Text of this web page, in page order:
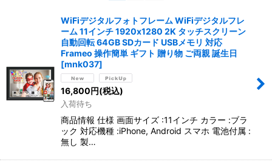
絞り込む
WiFiデジタルフォトフレーム WiFiデジタルフレ
ーム 11インチ 1920x1280 2K タッチスクリーン
自動回転 64GB SDカード USBメモリ 対応
Frameo 操作簡単 ギフト 贈り物 ご両親 誕生日
[mnk037]
16,800円(税込)
入荷待ち
商品情報 仕様 画面サイズ :11インチ カラー :ブラ
ック 対応機種 :iPhone, Android スマホ 電池付属 :
無し 製…